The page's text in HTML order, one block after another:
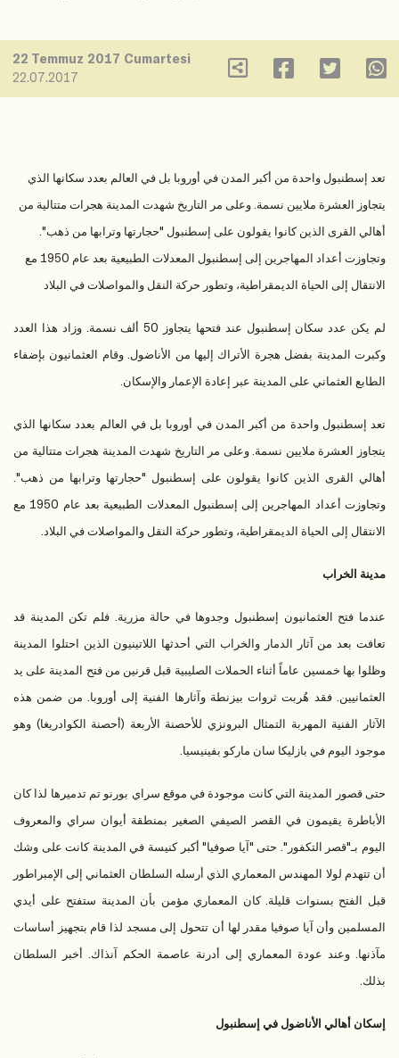
22 Temmuz 2017 Cumartesi
22.07.2017
تعد إسطنبول واحدة من أكبر المدن في أوروبا بل في العالم بعدد سكانها الذي
يتجاوز العشرة ملايين نسمة. وعلى مر التاريخ شهدت المدينة هجرات متتالية من
أهالي القرى الذين كانوا يقولون على إسطنبول "حجارتها وترابها من ذهب".
وتجاوزت أعداد المهاجرين إلى إسطنبول المعدلات الطبيعية بعد عام 1950 مع
الانتقال إلى الحياة الديمقراطية، وتطور حركة النقل والمواصلات في البلاد
لم يكن عدد سكان إسطنبول عند فتحها يتجاوز 50 ألف نسمة. وزاد هذا العدد
وكبرت المدينة بفضل هجرة الأتراك إليها من الأناضول. وقام العثمانيون بإضفاء
الطابع العثماني على المدينة عبر إعادة الإعمار والإسكان.
تعد إسطنبول واحدة من أكبر المدن في أوروبا بل في العالم بعدد سكانها الذي
يتجاوز العشرة ملايين نسمة. وعلى مر التاريخ شهدت المدينة هجرات متتالية من
أهالي القرى الذين كانوا يقولون على إسطنبول "حجارتها وترابها من ذهب".
وتجاوزت أعداد المهاجرين إلى إسطنبول المعدلات الطبيعية بعد عام 1950 مع
الانتقال إلى الحياة الديمقراطية، وتطور حركة النقل والمواصلات في البلاد.
مدينة الخراب
عندما فتح العثمانيون إسطنبول وجدوها في حالة مزرية. فلم تكن المدينة قد
تعافت بعد من آثار الدمار والخراب التي أحدثها اللاتينيون الذين احتلوا المدينة
وظلوا بها خمسين عاماً أثناء الحملات الصليبية قبل قرنين من فتح المدينة على يد
العثمانيين. فقد هُربت ثروات بيزنطة وآثارها الفنية إلى أوروبا. من ضمن هذه
الآثار الفنية المهربة التمثال البرونزي للأحصنة الأربعة (أحصنة الكوادريغا) وهو
موجود اليوم في بازليكا سان ماركو بفينيسيا.
حتى قصور المدينة التي كانت موجودة في موقع سراي بورنو تم تدميرها لذا كان
الأباطرة يقيمون في القصر الصيفي الصغير بمنطقة أيوان سراي والمعروف
اليوم بـ"قصر التكفور". حتى "آيا صوفيا" أكبر كنيسة في المدينة كانت على وشك
أن تتهدم لولا المهندس المعماري الذي أرسله السلطان العثماني إلى الإمبراطور
قبل الفتح بسنوات قليلة. كان المعماري مؤمن بأن المدينة ستفتح على أيدي
المسلمين وأن آيا صوفيا مقدر لها أن تتحول إلى مسجد لذا قام بتجهيز أساسات
مآذنها. وعند عودة المعماري إلى أدرنة عاصمة الحكم آنذاك. أخبر السلطان
بذلك.
إسكان أهالي الأناضول في إسطنبول